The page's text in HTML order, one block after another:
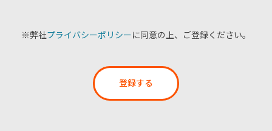
※弊社プライバシーポリシーに同意の上、ご登録ください。
登録する